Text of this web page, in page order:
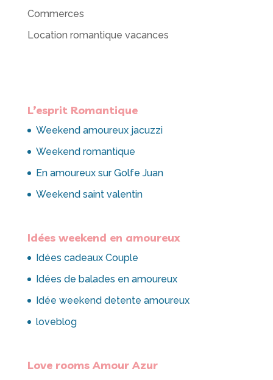
Commerces
Location romantique vacances
L’esprit Romantique
Weekend amoureux jacuzzi
Weekend romantique
En amoureux sur Golfe Juan
Weekend saint valentin
Idées weekend en amoureux
Idées cadeaux Couple
Idées de balades en amoureux
Idée weekend detente amoureux
loveblog
Love rooms Amour Azur